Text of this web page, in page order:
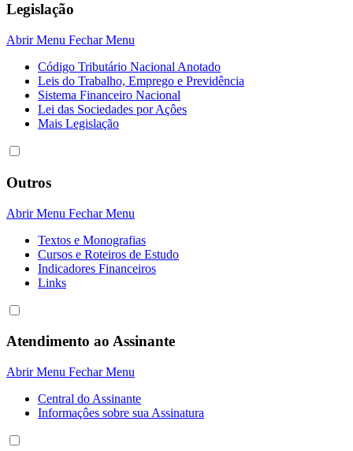
Legislação
Abrir Menu Fechar Menu
Código Tributário Nacional Anotado
Leis do Trabalho, Emprego e Previdência
Sistema Financeiro Nacional
Lei das Sociedades por Açôes
Mais Legislação
Outros
Abrir Menu Fechar Menu
Textos e Monografias
Cursos e Roteiros de Estudo
Indicadores Financeiros
Links
Atendimento ao Assinante
Abrir Menu Fechar Menu
Central do Assinante
Informaçôes sobre sua Assinatura